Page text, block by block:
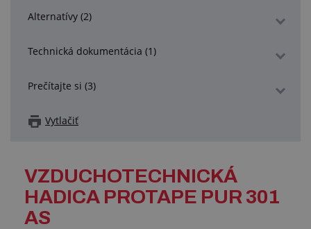
Alternatívy (2)
Technická dokumentácia (1)
Prečítajte si (3)
Vytlačiť
VZDUCHOTECHNICKÁ
HADICA PROTAPE PUR 301
AS